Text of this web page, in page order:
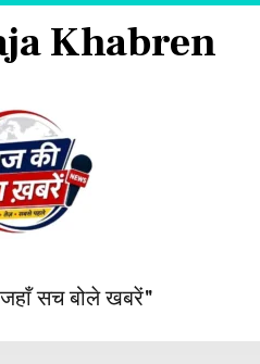
Khabren
सच बोले खबरें"